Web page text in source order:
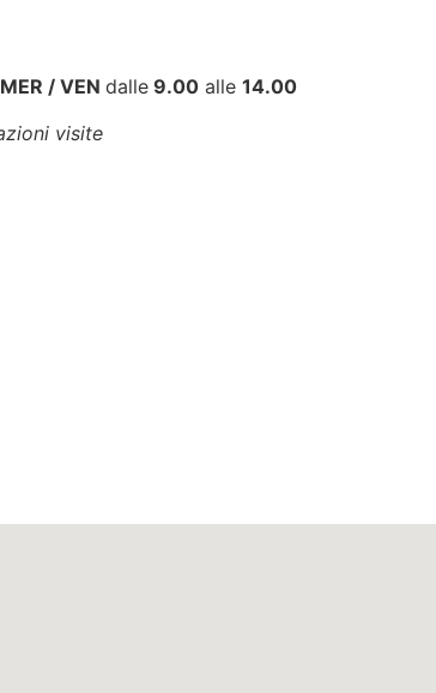
/ VEN dalle 9.00 alle 14.00
visite